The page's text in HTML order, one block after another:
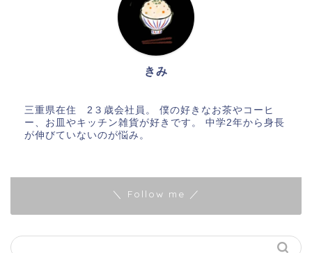
きみ
三重県在住 2３歳会社員。 僕の好きなお茶やコーヒ
ー、お皿やキッチン雑貨が好きです。 中学2年から身長
が伸びていないのが悩み。
＼ Follow me ／